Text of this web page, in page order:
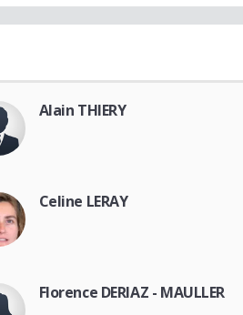
Alain THIERY
Celine LERAY
Florence DERIAZ - MAULLER